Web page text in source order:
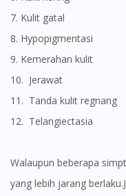
7. Kulit gatal
8. Hypopigmentasi
9. Kemerahan kulit
10. Jerawat
11. Tanda kulit regnang
12. Telangiectasia
Walaupun beberapa simptom biasa terjadi, terdapat simptom
yang lebih jarang